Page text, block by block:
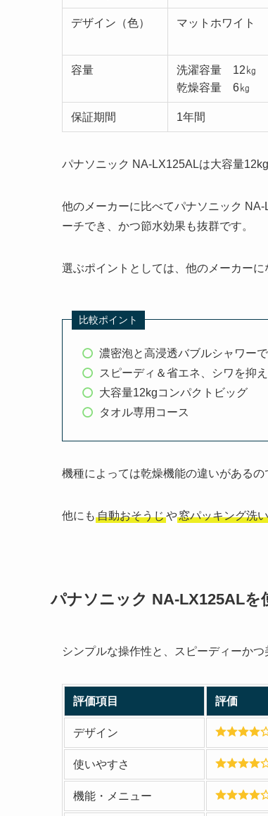
デザイン（色） マットホワイト
容量
洗濯容量 12㎏
乾燥容量 6㎏
保証期間 1年間
パナソニック NA-LX125ALは大容量
他のメーカーに比べてパナソニック
ーチでき、かつ節水効果も抜群です。
選ぶポイントとしては、他のメーカー
比較ポイント
濃密泡と高浸透バブルシャワー
スピーディ＆省エネ、シワを抑
大容量12kgコンパクトビッグ
タオル専用コース
機種によっては乾燥機能の違いがあるの
他にも 自動おそうじや窓パッキング洗い
パナソニック NA-LX125ALを
シンプルな操作性と、スピーディーか
評価項目 評価
デザイン
使いやすさ
機能・メニュー